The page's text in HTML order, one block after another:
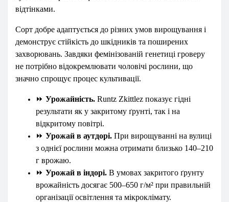
відтінками.
Сорт добре адаптується до різних умов вирощування і
демонструє стійкість до шкідників та поширених
захворювань. Завдяки фемінізованій генетиці гроверу
не потрібно відокремлювати чоловічі рослини, що
значно спрощує процес культивації.
⏩ Урожайність. Runtz Zkittlez показує гідні
результати як у закритому ґрунті, так і на
відкритому повітрі.
⏩ Урожай в аутдорі. При вирощуванні на вулиці
з однієї рослини можна отримати близько 140–210
г врожаю.
⏩ Урожай в індорі. В умовах закритого ґрунту
врожайність досягає 500–650 г/м² при правильній
організації освітлення та мікроклімату.